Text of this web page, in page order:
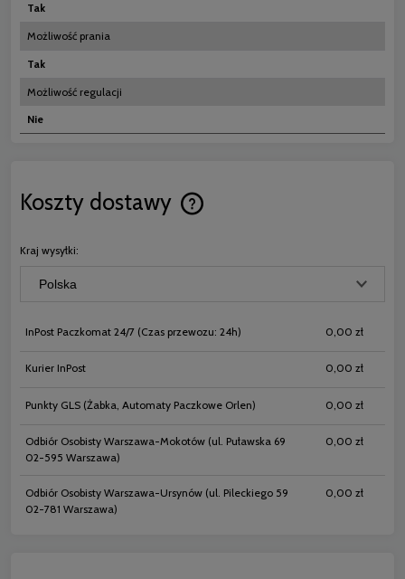
Tak
Możliwość prania
Tak
Możliwość regulacji
Nie
Koszty dostawy
Cena nie zawiera ewentualnych
Kraj wysyłki:
InPost Paczkomat 24/7 (Czas przewozu: 24h) 0,00 zł
Kurier InPost 0,00 zł
Punkty GLS (Żabka, Automaty Paczkowe Orlen) 0,00 zł
Odbiór Osobisty Warszawa-Mokotów (ul. Puławska 69
02-595 Warszawa)
0,00 zł
Odbiór Osobisty Warszawa-Ursynów (ul. Pileckiego 59
02-781 Warszawa)
0,00 zł